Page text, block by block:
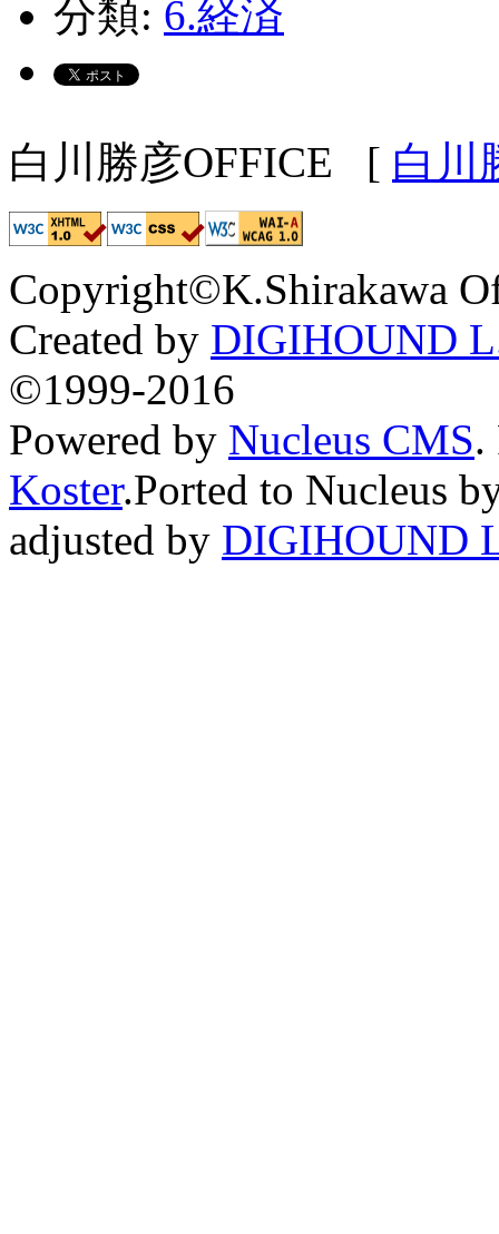
分類: 6.経済
白川勝彦OFFICE [ 白川
Copyright©K.Shirakawa
Created by DIGIHOUND
©1999-2016
Powered by Nucleus CMS.
Koster.Ported to Nucleus
adjusted by DIGIHOUND